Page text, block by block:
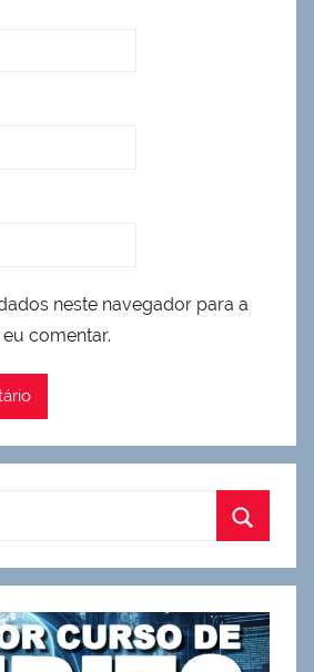
neste navegador para a
comentar.